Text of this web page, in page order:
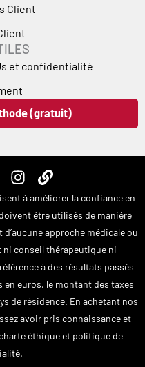
Client
et confidentialité
(gratuit)
I
n
s
t
a
g
r
a
m
L
i
n
k
à améliorer la confiance en
être utilisés de manière
approche médicale ou
conseil thérapeutique ni
à des résultats passés
euros, le montant des taxes
de résidence. En achetant nos
avoir pris connaissance et
éthique et politique de